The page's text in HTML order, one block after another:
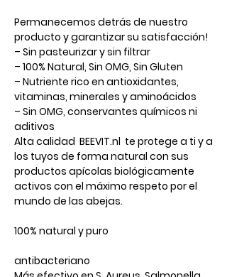
Permanecemos detrás de nuestro
producto y garantizar su satisfacción!
– Sin pasteurizar y sin filtrar
– 100% Natural, Sin OMG, Sin Gluten
– Nutriente rico en antioxidantes,
vitaminas, minerales y aminoácidos
– Sin OMG, conservantes químicos ni
aditivos
Alta calidad BEEVIT.nl te protege a ti y a
los tuyos de forma natural con sus
productos apícolas biológicamente
activos con el máximo respeto por el
mundo de las abejas.
100% natural y puro
antibacteriano